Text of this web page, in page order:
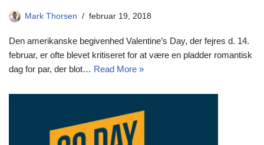
Mark Thorsen februar 19, 2018
Den amerikanske begivenhed Valentine’s Day, der fejres d. 14.
februar, er ofte blevet kritiseret for at være en pladder romantisk
dag for par, der blot… Read More »